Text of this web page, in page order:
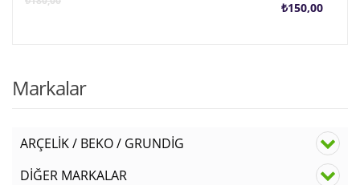
₺150,00
Markalar
ARÇELİK / BEKO / GRUNDİG
DİĞER MARKALAR